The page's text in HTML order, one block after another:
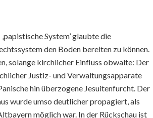
System’ glaubte die
den Boden bereiten zu können.
solange kirchlicher Einfluss obwalte: Der
Justiz- und Verwaltungsapparate
hin überzogene Jesuitenfurcht. Der
wurde umso deutlicher propagiert, als
möglich war. In der Rückschau ist